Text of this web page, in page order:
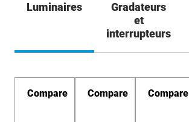
Luminaires
Gradateurs
et
interrupteurs
Compare Compare Compare